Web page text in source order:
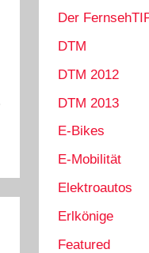
Der
DTM
DTM 2012
DTM 2013
E-Bikes
E-Mobilität
Elektroautos
Erlkönige
Featured